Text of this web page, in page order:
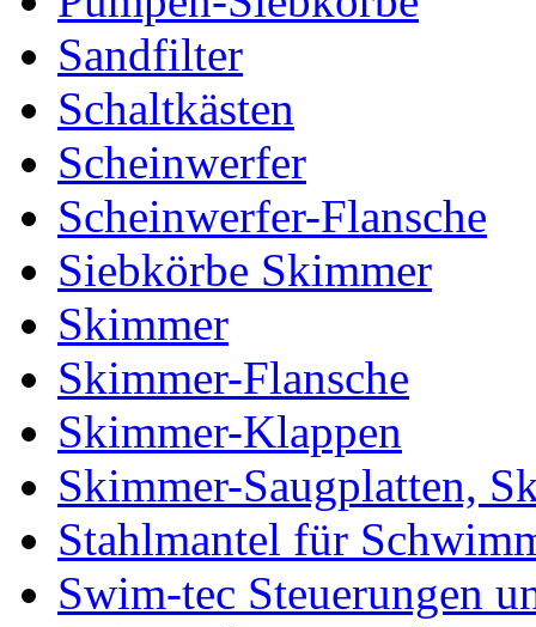
Sandfilter
Schaltkästen
Scheinwerfer
Scheinwerfer-Flansche
Siebkörbe Skimmer
Skimmer
Skimmer-Flansche
Skimmer-Klappen
Skimmer-Saugplatten,
Stahlmantel für
Swim-tec Steuerungen